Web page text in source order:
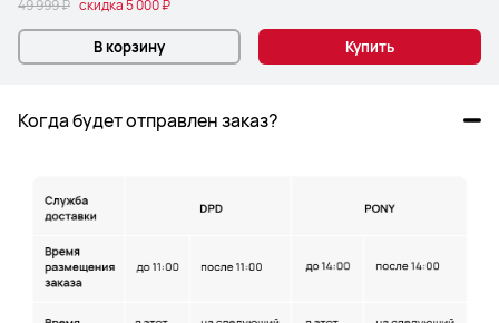
49 999 ₽ скидка 5 000 ₽
В корзину Купить
Когда будет отправлен заказ?